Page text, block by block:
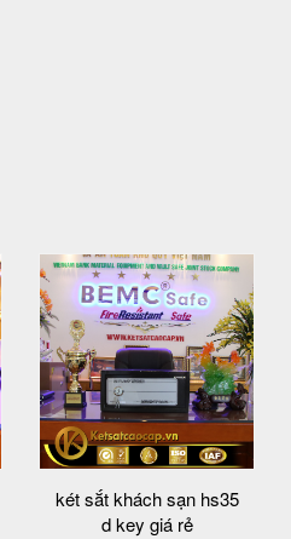
két sắt khách sạn hs35
d key giá rẻ